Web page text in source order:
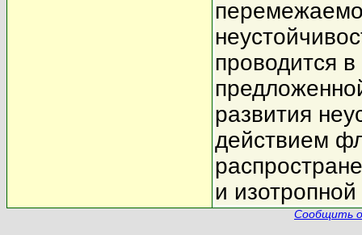
проводится
развития
действием
и
Сообщить о